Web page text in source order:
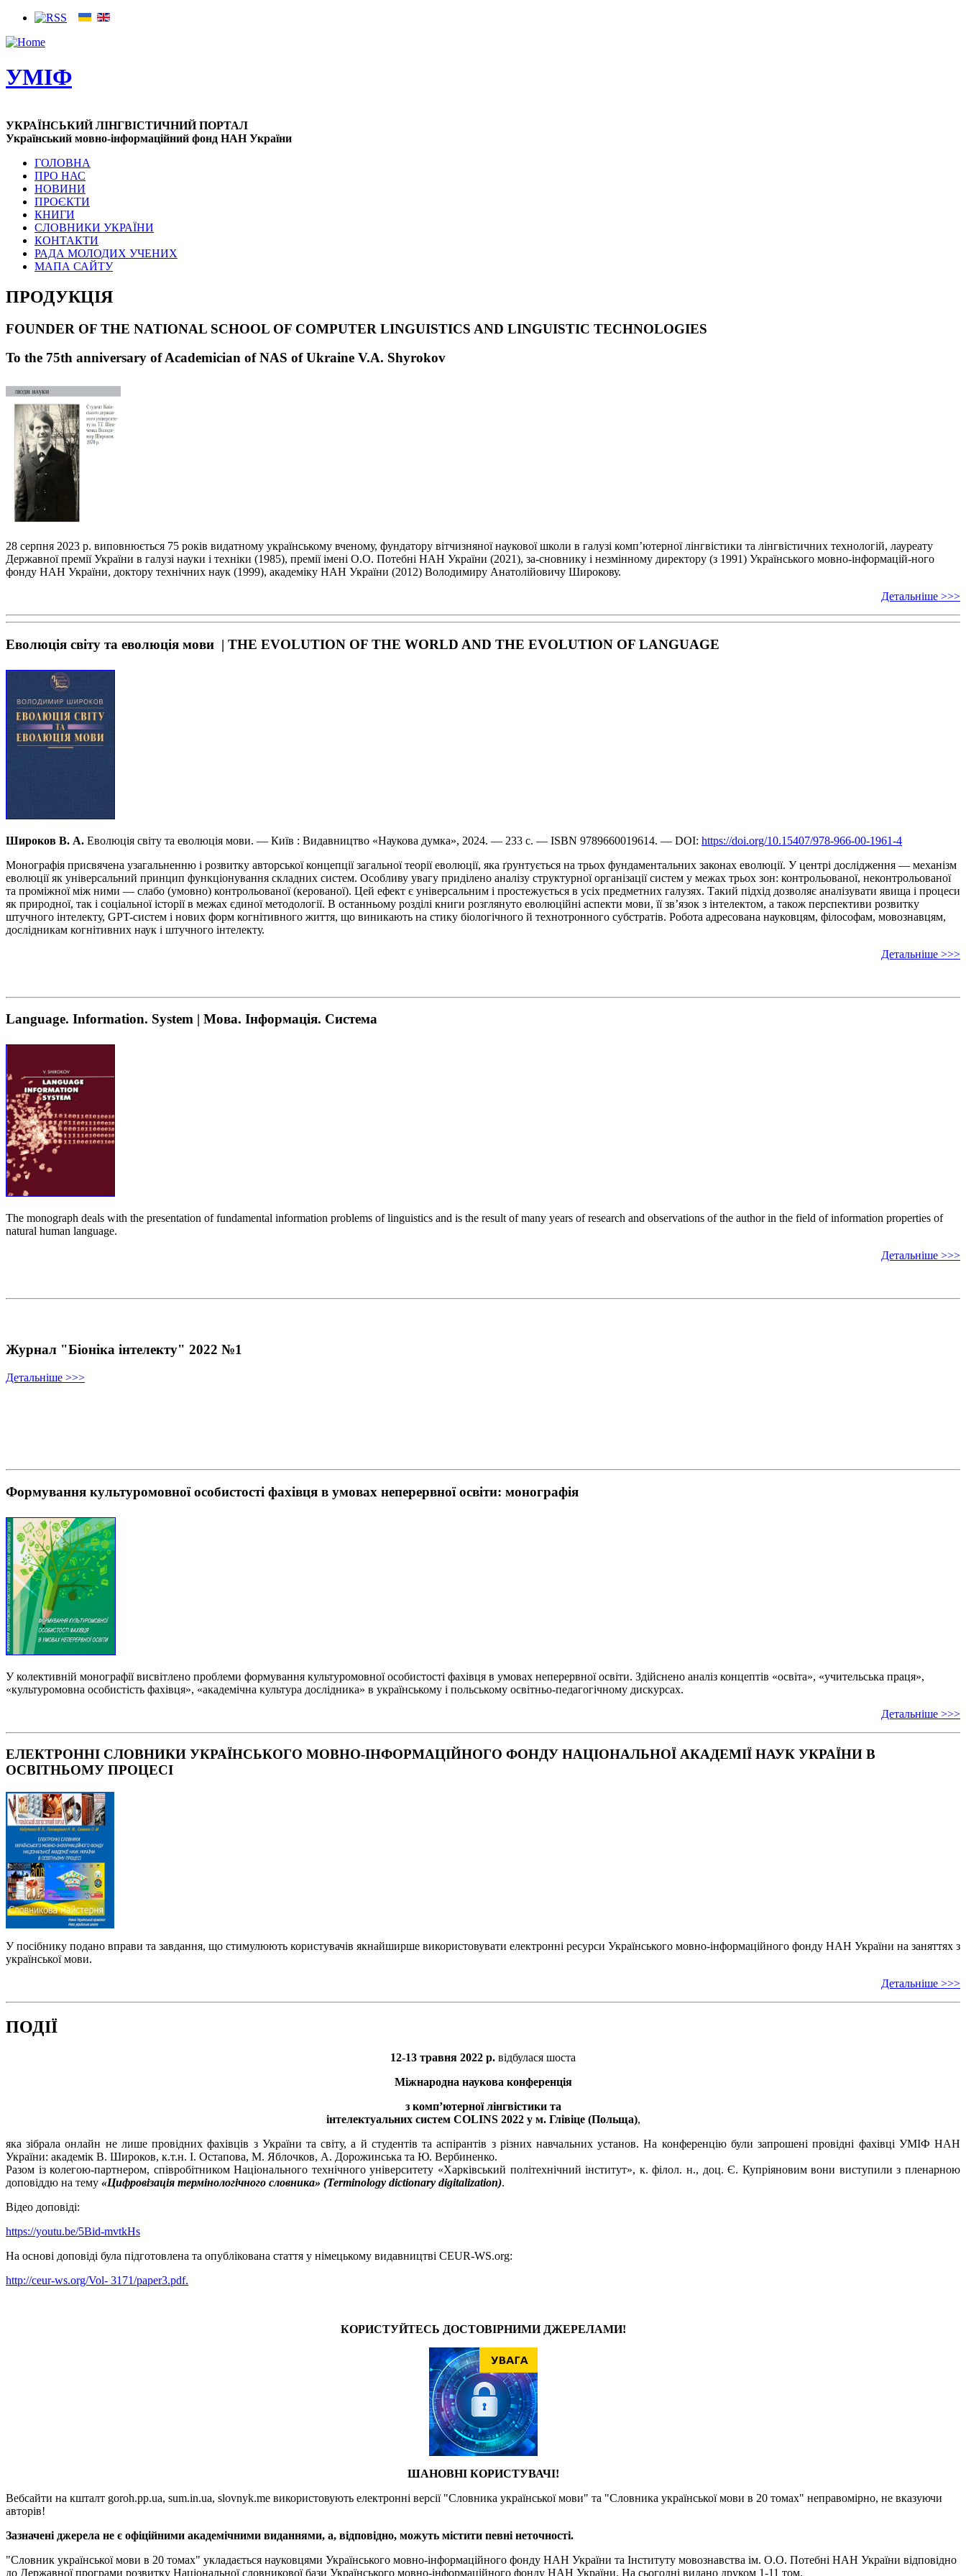
УМІФ
УКРАЇНСЬКИЙ ЛІНГВІСТИЧНИЙ ПОРТАЛ
Український мовно-інформаційний фонд НАН України
ГОЛОВНА
ПРО НАС
НОВИНИ
ПРОЄКТИ
КНИГИ
СЛОВНИКИ УКРАЇНИ
КОНТАКТИ
РАДА МОЛОДИХ УЧЕНИХ
МАПА САЙТУ
ПРОДУКЦІЯ
FOUNDER OF THE NATIONAL SCHOOL OF COMPUTER LINGUISTICS AND LINGUISTIC TECHNOLOGIES
To the 75th anniversary of Academician of NAS of Ukraine V.A. Shyrokov
28 серпня 2023 р. виповнюється 75 років видатному українському вченому, фундатору вітчизняної наукової школи в галузі комп’ютерної лінгвістики та лінгвістичних технологій, лауреату
Державної премії України в галузі науки і техніки (1985), премії імені О.О. Потебні НАН України (2021), за-сновнику і незмінному директору (з 1991) Українського мовно-інформацій-ного
фонду НАН України, доктору технічних наук (1999), академіку НАН України (2012) Володимиру Анатолійовичу Широкову.
Детальніше >>>
Еволюція світу та еволюція мови | THE EVOLUTION OF THE WORLD AND THE EVOLUTION OF LANGUAGE
Широков В. А. Еволюція світу та еволюція мови. — Київ : Видавництво «Наукова думка», 2024. — 233 с. — ISBN 9789660019614. — DOI: https://doi.org/10.15407/978-966-00-1961-4
Монографія присвячена узагальненню і розвитку авторської концепції загальної теорії еволюції, яка ґрунтується на трьох фундаментальних законах еволюції. У центрі дослідження — механізм
еволюції як універсальний принцип функціонування складних систем. Особливу увагу приділено аналізу структурної організації систем у межах трьох зон: контрольованої, неконтрольованої
та проміжної між ними — слабо (умовно) контрольованої (керованої). Цей ефект є універсальним і простежується в усіх предметних галузях. Такий підхід дозволяє аналізувати явища і процеси
як природної, так і соціальної історії в межах єдиної методології. В останньому розділі книги розглянуто еволюційні аспекти мови, її зв’язок з інтелектом, а також перспективи розвитку
штучного інтелекту, GPT-систем і нових форм когнітивного життя, що виникають на стику біологічного й технотронного субстратів. Робота адресована науковцям, філософам, мовознавцям,
дослідникам когнітивних наук і штучного інтелекту.
Детальніше >>>
Language. Information. System | Мова. Інформація. Система
The monograph deals with the presentation of fundamental information problems of linguistics and is the result of many years of research and observations of the author in the field of information properties of
natural human language.
Детальніше >>>
Журнал "Біоніка інтелекту" 2022 №1
Детальніше >>>
Формування культуромовної особистості фахівця в умовах неперервної освіти: монографія
У колективній монографії висвітлено проблеми формування культуромовної особистості фахівця в умовах неперервної освіти. Здійснено аналіз концептів «освіта», «учительська праця»,
«культуромовна особистість фахівця», «академічна культура дослідника» в українському і польському освітньо-педагогічному дискурсах.
Детальніше >>>
ЕЛЕКТРОННІ СЛОВНИКИ УКРАЇНСЬКОГО МОВНО-ІНФОРМАЦІЙНОГО ФОНДУ НАЦІОНАЛЬНОЇ АКАДЕМІЇ НАУК УКРАЇНИ В
ОСВІТНЬОМУ ПРОЦЕСІ
У посібнику подано вправи та завдання, що стимулюють користувачів якнайширше використовувати електронні ресурси Українського мовно-інформаційного фонду НАН України на заняттях з
української мови.
Детальніше >>>
ПОДІЇ
12-13 травня 2022 р. відбулася шоста
Міжнародна наукова конференція
з комп’ютерної лінгвістики та
інтелектуальних систем COLINS 2022 у м. Глівіце (Польща),
яка зібрала онлайн не лише провідних фахівців з України та світу, а й студентів та аспірантів з різних навчальних установ. На конференцію були запрошені провідні фахівці УМІФ НАН
України: академік В. Широков, к.т.н. І. Остапова, М. Яблочков, А. Дорожинська та Ю. Вербиненко.
Разом із колегою-партнером, співробітником Національного технічного університету «Харківський політехнічний інститут», к. філол. н., доц. Є. Купріяновим вони виступили з пленарною
доповіддю на тему «Цифровізація термінологічного словника» (Terminology dictionary digitalization).
Відео доповіді:
https://youtu.be/5Bid-mvtkHs
На основі доповіді була підготовлена та опублікована стаття у німецькому видавництві CEUR-WS.org:
http://ceur-ws.org/Vol- 3171/paper3.pdf.
КОРИСТУЙТЕСЬ ДОСТОВІРНИМИ ДЖЕРЕЛАМИ!
ШАНОВНІ КОРИСТУВАЧІ!
Вебсайти на кшталт goroh.pp.ua, sum.in.ua, slovnyk.me використовують електронні версії "Словника української мови" та "Словника української мови в 20 томах" неправомірно, не вказуючи
авторів!
Зазначені джерела не є офіційними академічними виданнями, а, відповідно, можуть містити певні неточності.
"Словник української мови в 20 томах" укладається науковцями Українського мовно-інформаційного фонду НАН України та Інституту мовознавства ім. О.О. Потебні НАН України відповідно
до Державної програми розвитку Національної словникової бази Українського мовно-інформаційного фонду НАН України. На сьогодні видано друком 1-11 том.